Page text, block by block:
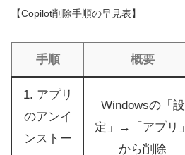
【Copilot削除手順の早見表】
手順 概要
1. アプリ
のアンイ
ンストー
Windowsの「設
定」→「アプリ」
から削除